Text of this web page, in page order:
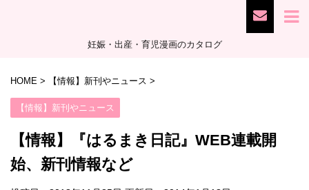
妊娠・出産・育児漫画のカタログ
HOME > 【情報】新刊やニュース >
【情報】新刊やニュース
【情報】『はるまき日記』WEB連載開
始、新刊情報など